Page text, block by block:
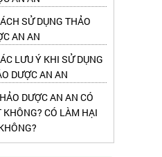
SỬ DỤNG THẢO
AN AN
LƯU Ý KHI SỬ DỤNG
DƯỢC AN AN
DƯỢC AN AN CÓ
KHÔNG? CÓ LÀM HẠI